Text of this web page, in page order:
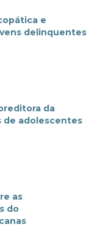
e
delinquentes
da
de adolescentes
as
do